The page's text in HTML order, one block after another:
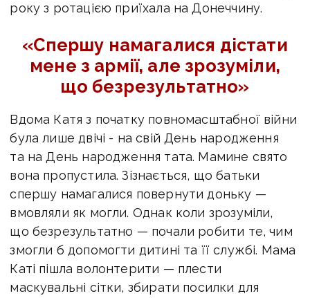
року з ротацією приїхала на Донеччину.
«Спершу намагалися дістати
мене з армії, але зрозуміли,
що безрезультатно»
Вдома Катя з початку повномасштабної війни
була лише двічі - на свій День народження
та на День народження тата. Мамине свято
вона пропустила. Зізнається, що батьки
спершу намагалися повернути доньку —
вмовляли як могли. Однак коли зрозуміли,
що безрезультатно — почали робити те, чим
змогли б допомогти дитині та її службі. Мама
Каті пішла волонтерити — плести
маскувальні сітки, збирати посилки для